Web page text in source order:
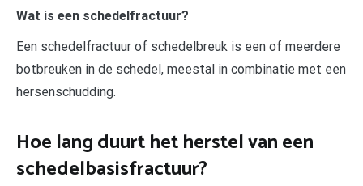
Wat is een schedelfractuur?
Een schedelfractuur of schedelbreuk is een of meerdere
botbreuken in de schedel, meestal in combinatie met een
hersenschudding.
Hoe lang duurt het herstel van een
schedelbasisfractuur?